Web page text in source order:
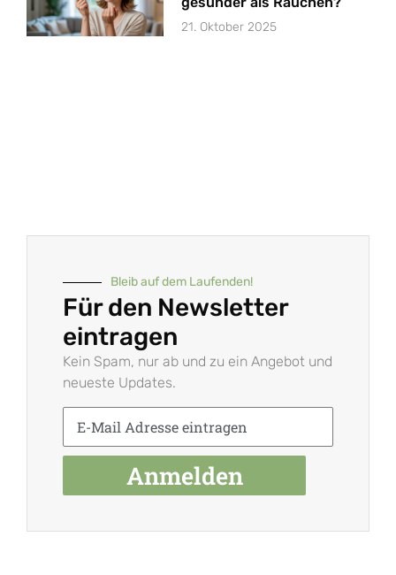
21. Oktober 2025
Bleib auf dem Laufenden!
Für den Newsletter
eintragen
Kein Spam, nur ab und zu ein Angebot und
neueste Updates.
Anmelden